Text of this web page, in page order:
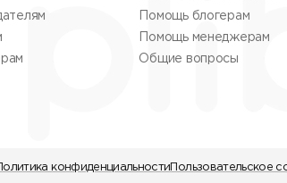
Помощь блогерам
Помощь менеджерам
Общие вопросы
Политика конфиденциальности Пользовательское